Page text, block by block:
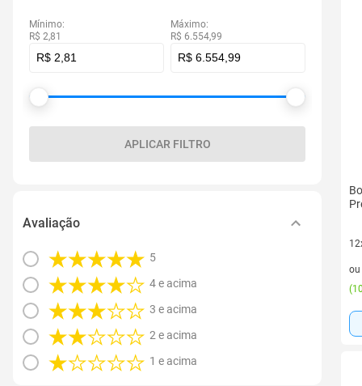
Mínimo:
R$ 2,81
Máximo:
R$ 6.554,99
APLICAR FILTRO
Avaliação
5
4 e acima
3 e acima
2 e acima
1 e acima
ou
(